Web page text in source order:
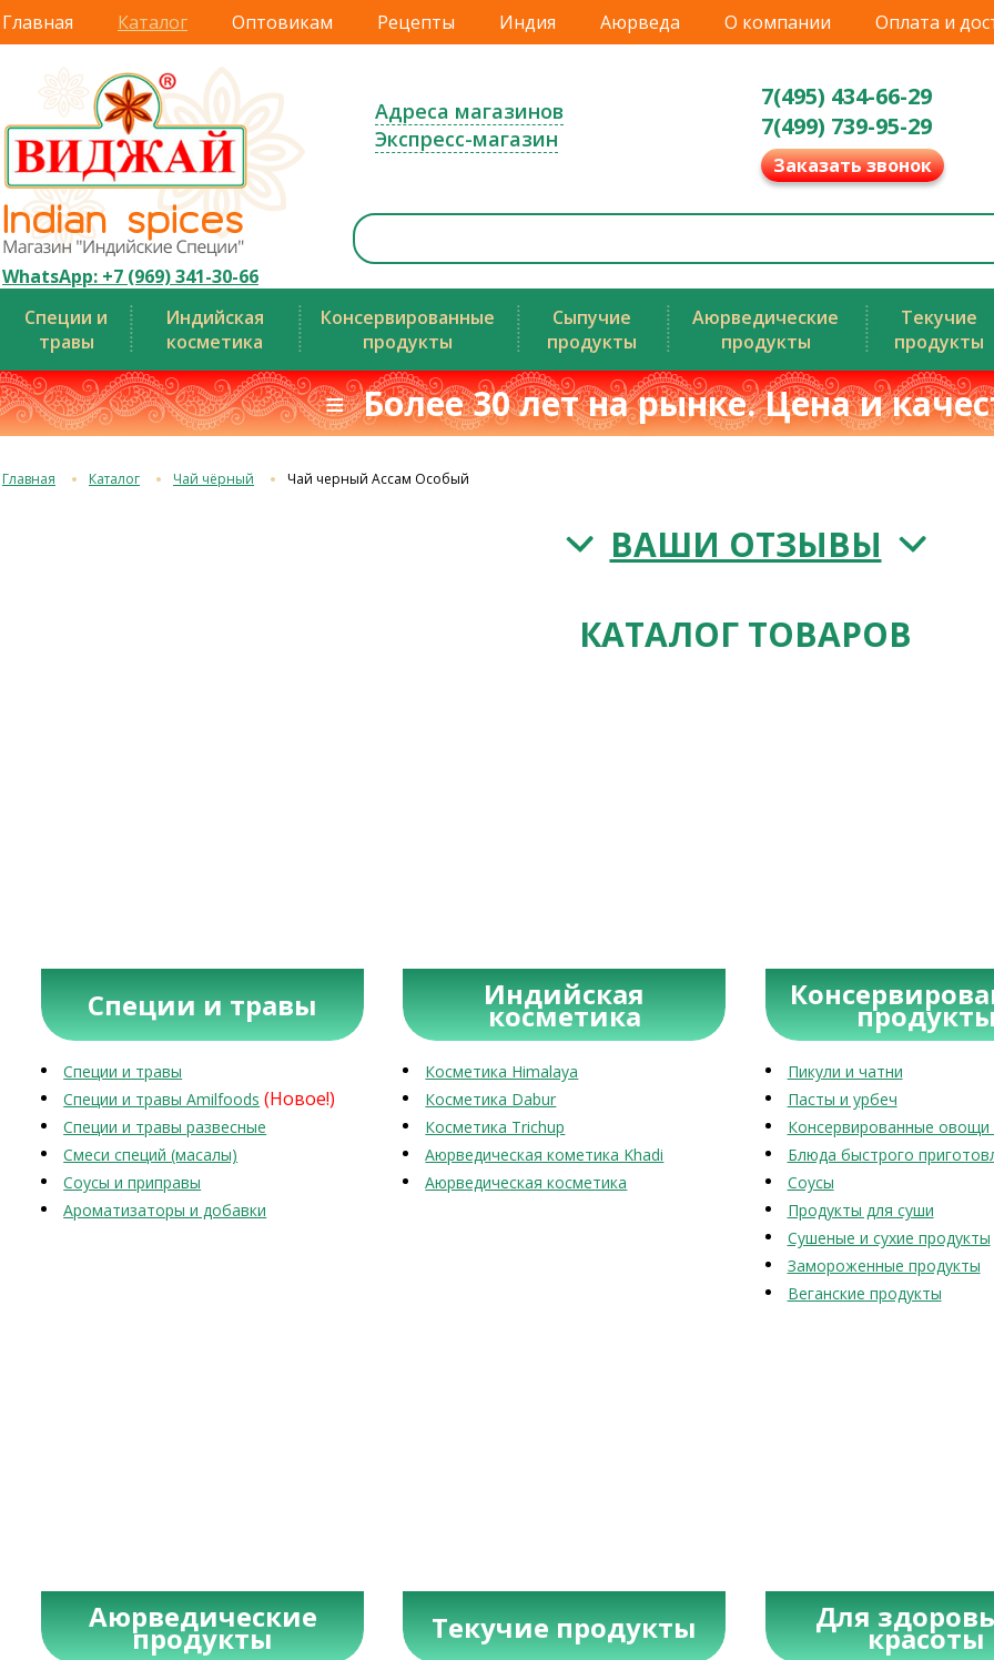
Главная Каталог Оптовикам Рецепты Индия Аюрведа О компании Оплата и
WhatsApp: +7 (969) 341-30-66
Адреса магазинов
Экспресс-магазин
7(495) 434-66-29
7(499) 739-95-29
Заказать звонок
Специи и
травы
Индийская
косметика
Консервированные
продукты
Сыпучие
продукты
Аюрведические
продукты
Текучие
продукты
≡ Более 30 лет на рынке. Цена и
Главная Каталог Чай чёрный Чай черный Ассам Особый
ВАШИ ОТЗЫВЫ
КАТАЛОГ ТОВАРОВ
Специи и травы
Специи и травы
Специи и травы Amilfoods (Новое!)
Специи и травы развесные
Смеси специй (масалы)
Соусы и приправы
Ароматизаторы и добавки
Индийская
косметика
Косметика Himalaya
Косметика Dabur
Косметика Trichup
Аюрведическая кометика Khadi
Аюрведическая косметика
Пикули и чатни
Пасты и урбеч
Консервированные овощи
Блюда быстрого
Соусы
Продукты для суши
Сушеные и сухие продукты
Замороженные продукты
Веганские продукты
Аюрведические
продукты Текучие продукты Для
красоты